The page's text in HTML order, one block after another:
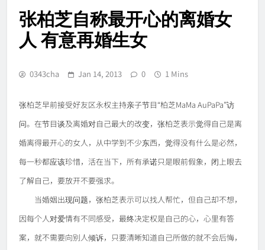
张柏芝自称最开心的离婚女
人 有意再婚生女
0343cha Jan 14, 2013 0 1 Mins
张柏芝早前接受好友区永权主持亲子节目“柏芝MaMa AuPaPa”访
问。在节目谈及离婚对自己最大的改变，张柏芝表示觉得自己是离
婚离得最开心的女人，从中学到不少东西，觉得没有什么是必然，
每一秒都应该珍惜，活在当下，所有承诺只是眼前假象，闭上眼去
了解自己，要放开不要强求。
当婚姻出现问题，张柏芝表示可以找人帮忙，但自己却不想，
因每个人对爱情有不同感受，最终决定权是自己的心，心里有答
案，就不需要向别人倾诉，只要清晰知道自己所做的就不会后悔，